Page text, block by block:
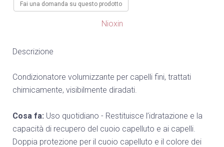
Fai una domanda su questo prodotto
Nioxin
Descrizione
Condizionatore volumizzante per capelli fini, trattati
chimicamente, visibilmente diradati.
Cosa fa: Uso quotidiano - Restituisce l’idratazione e la
capacità di recupero del cuoio capelluto e ai capelli.
Doppia protezione per il cuoio capelluto e il colore dei